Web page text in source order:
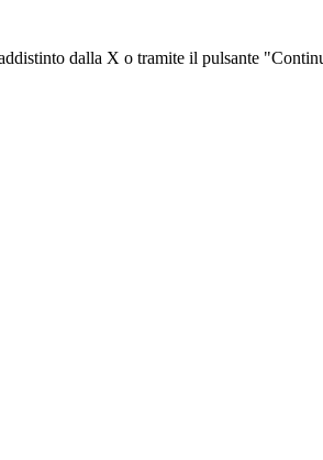
dalla X o tramite il pulsante